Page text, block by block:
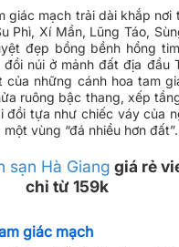
giác mạch trải dài khắp nơi
Phì, Xí Mần, Lũng Táo,
đẹp bồng bềnh hồng
núi ở mảnh đất địa đầu
của những cánh hoa tam
ruông bậc thang, xếp
đồi tựa như chiếc váy của
vùng “đá nhiều hơn đất”.
sạn Hà Giang giá rẻ
chỉ từ 159k
giác mạch